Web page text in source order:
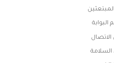
البوابة
الاتصال
السلامة